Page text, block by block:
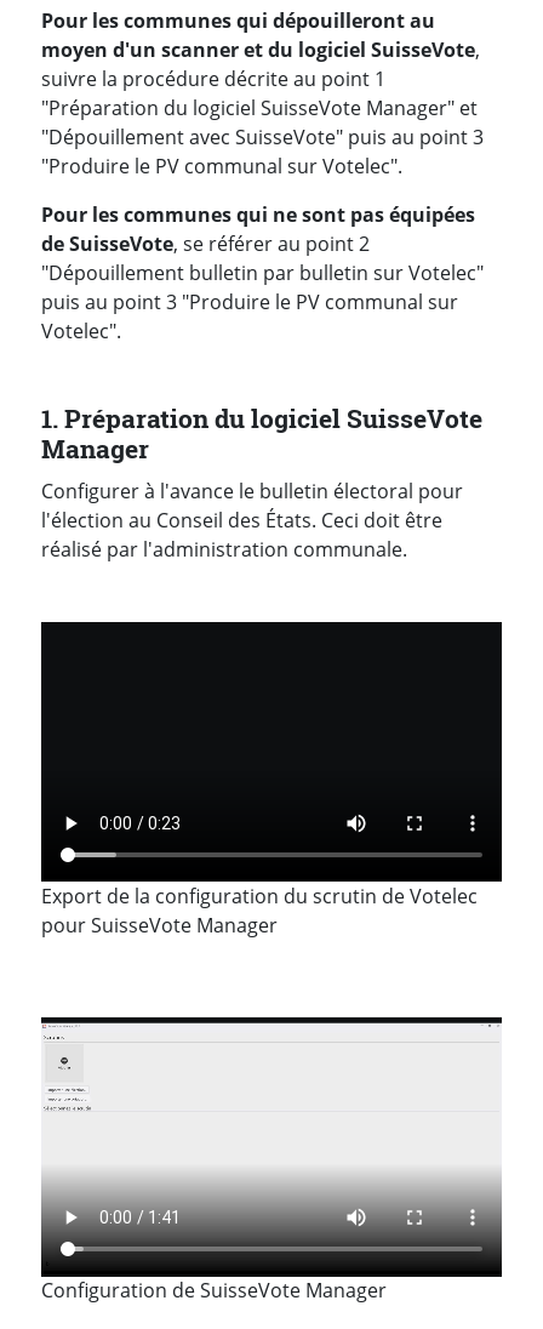
Pour les communes qui dépouilleront au
moyen d'un scanner et du logiciel SuisseVote,
suivre la procédure décrite au point 1
"Préparation du logiciel SuisseVote Manager" et
"Dépouillement avec SuisseVote" puis au point 3
"Produire le PV communal sur Votelec".
Pour les communes qui ne sont pas équipées
de SuisseVote, se référer au point 2
"Dépouillement bulletin par bulletin sur Votelec"
puis au point 3 "Produire le PV communal sur
Votelec".
1. Préparation du logiciel SuisseVote
Manager
Configurer à l'avance le bulletin électoral pour
l'élection au Conseil des États. Ceci doit être
réalisé par l'administration communale.
Export de la configuration du scrutin de Votelec
pour SuisseVote Manager
Configuration de SuisseVote Manager